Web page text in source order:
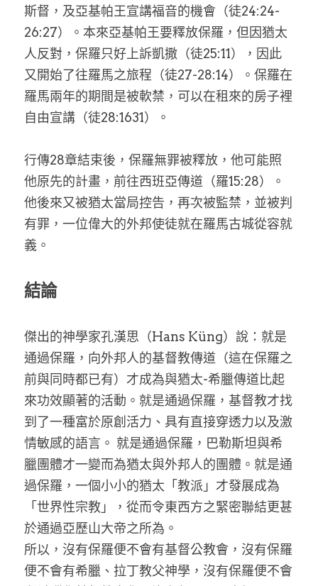
斯督，及亞基帕王宣講福音的機會（徒24:24-
26:27）。本來亞基帕王要釋放保羅，但因猶太
人反對，保羅只好上訴凱撒（徒25:11），因此
又開始了往羅馬之旅程（徒27-28:14）。保羅在
羅馬兩年的期間是被軟禁，可以在租來的房子裡
自由宣講（徒28:1631）。
行傳28章結束後，保羅無罪被釋放，他可能照
他原先的計畫，前往西班亞傳道（羅15:28）。
他後來又被猶太當局控告，再次被監禁，並被判
有罪，一位偉大的外邦使徒就在羅馬古城從容就
義。
結論
傑出的神學家孔漢思（Hans Küng）說：就是
通過保羅，向外邦人的基督教傳道（這在保羅之
前與同時都已有）才成為與猶太-希臘傳道比起
來功效顯著的活動。就是通過保羅，基督教才找
到了一種富於原創活力、具有直接穿透力以及激
情敏感的語言。 就是通過保羅，巴勒斯坦與希
臘團體才一變而為猶太與外邦人的團體。就是通
過保羅，一個小小的猶太「教派」才發展成為
「世界性宗教」，從而令東西方之緊密聯結更甚
於通過亞歷山大帝之所為。
所以，沒有保羅便不會有基督公教會，沒有保羅
便不會有希臘、拉丁教父神學，沒有保羅便不會